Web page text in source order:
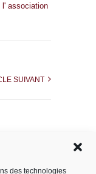
des technologies
l' association
SUIVANT